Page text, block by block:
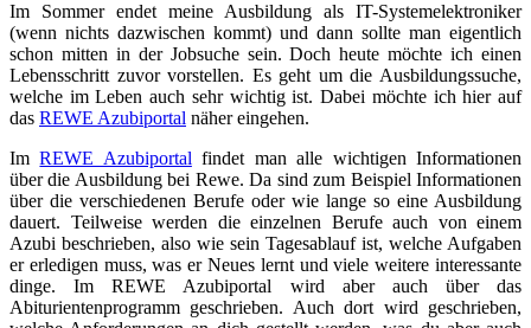
Im Sommer endet meine Ausbildung als IT-Systemelektroniker
(wenn nichts dazwischen kommt) und dann sollte man eigentlich
schon mitten in der Jobsuche sein. Doch heute möchte ich einen
Lebensschritt zuvor vorstellen. Es geht um die Ausbildungssuche,
welche im Leben auch sehr wichtig ist. Dabei möchte ich hier auf
das REWE Azubiportal näher eingehen.
ImREWE Azubiportal findet man alle wichtigen Informationen
über die Ausbildung bei Rewe. Da sind zum Beispiel Informationen
über die verschiedenen Berufe oder wie lange so eine Ausbildung
dauert. Teilweise werden die einzelnen Berufe auch von einem
Azubi beschrieben, also wie sein Tagesablauf ist, welche Aufgaben
er erledigen muss, was er Neues lernt und viele weitere interessante
dinge. Im REWE Azubiportal wird aber auch über das
Abiturientenprogramm geschrieben. Auch dort wird geschrieben,